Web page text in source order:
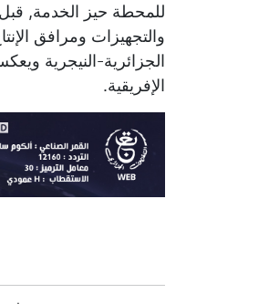
للمحطة حيز الخدمة,
والتجهيزات ومرافق
الجزائرية-النيجرية
الإفريقية.